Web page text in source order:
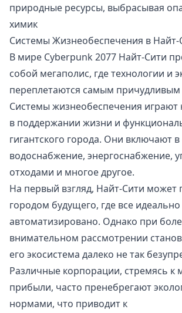
природные ресурсы, выбрасывая
химик
Системы Жизнеобеспечения в Найт-
В мире Cyberpunk 2077 Найт-Сити
собой мегаполис, где технологии и
переплетаются самым
Системы жизнеобеспечения
в поддержании жизни и
гигантского города. Они включают в
водоснабжение, энергоснабжение,
отходами и многое другое.
На первый взгляд, Найт-Сити может
городом будущего, где все идеально
автоматизировано. Однако при
внимательном рассмотрении
его экосистема далеко не так
Различные корпорации, стремясь к
прибыли, часто пренебрегают
нормами, что приводит к